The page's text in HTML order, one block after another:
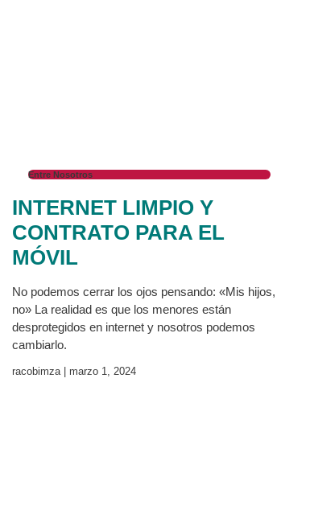
Entre Nosotros
INTERNET LIMPIO Y
CONTRATO PARA EL
MÓVIL
No podemos cerrar los ojos pensando: «Mis hijos,
no» La realidad es que los menores están
desprotegidos en internet y nosotros podemos
cambiarlo.
racobimza marzo 1, 2024